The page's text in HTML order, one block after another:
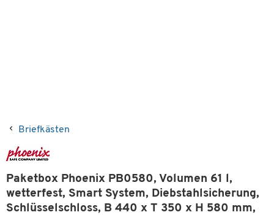
Briefkästen
Paketbox Phoenix PB0580, Volumen 61 l,
wetterfest, Smart System, Diebstahlsicherung,
Schlüsselschloss, B 440 x T 350 x H 580 mm,